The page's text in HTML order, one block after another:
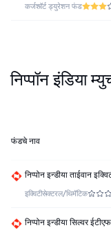
कर्जशॉर्ट ड्युरेशन फंड
निप्पॉन
फंडचे नाव
निप्पोन इन्डीया ताईवान
इक्विटीसेक्टरल/थिमॅटिक
निप्पोन इन्डीया सिल्वर